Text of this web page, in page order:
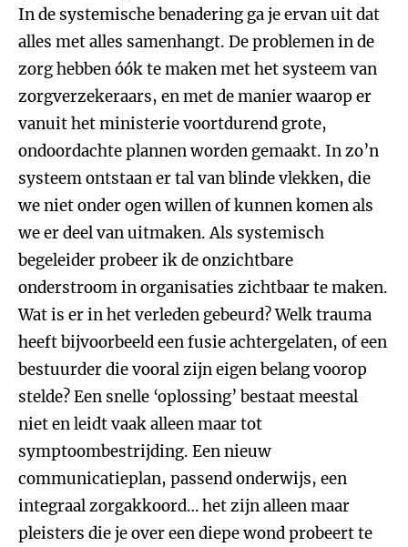
In de systemische benadering ga je ervan uit dat
alles met alles samenhangt. De problemen in de
zorg hebben óók te maken met het systeem van
zorgverzekeraars, en met de manier waarop er
vanuit het ministerie voortdurend grote,
ondoordachte plannen worden gemaakt. In zo’n
systeem ontstaan er tal van blinde vlekken, die
we niet onder ogen willen of kunnen komen als
we er deel van uitmaken. Als systemisch
begeleider probeer ik de onzichtbare
onderstroom in organisaties zichtbaar te maken.
Wat is er in het verleden gebeurd? Welk trauma
heeft bijvoorbeeld een fusie achtergelaten, of een
bestuurder die vooral zijn eigen belang voorop
stelde? Een snelle ‘oplossing’ bestaat meestal
niet en leidt vaak alleen maar tot
symptoombestrijding. Een nieuw
communicatieplan, passend onderwijs, een
integraal zorgakkoord… het zijn alleen maar
pleisters die je over een diepe wond probeert te